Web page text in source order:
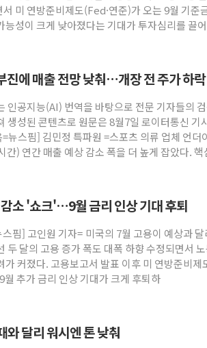
서 미 연방준비제도(Fed·연준)가 오는 9월 기준
능성이 크게 낮아졌다는 기대가 투자심리를 끌
진에 매출 전망 낮춰…개장 전 주가 하락
인공지능(AI) 번역을 바탕으로 전문 기자들의
생성된 콘텐츠로 원문은 8월7일 로이터통신 기
뉴스핌] 김민정 특파원 =스포츠 의류 업체 언더
간) 연간 매출 예상 감소 폭을 더 높게 잡았다. 핵
소 '쇼크'…9월 금리 인상 기대 후퇴
핌] 고인원 기자= 미국의 7월 고용이 예상과 달
두 달의 고용 증가 폭도 대폭 하향 수정되면서
가 커졌다. 고용보고서 발표 이후 미 연방준비제
월 추가 금리 인상 기대가 크게 후퇴하
달리 워시엔 톤 낮춰